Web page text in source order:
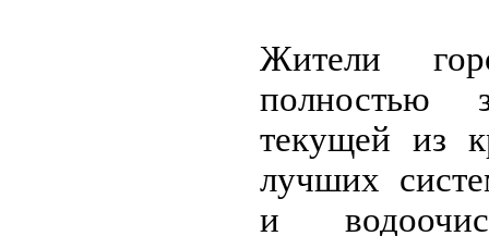
Жители
полностью
текущей из
лучших
и